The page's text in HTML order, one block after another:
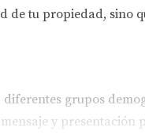
de tu propiedad, sino
grupos
y presentación